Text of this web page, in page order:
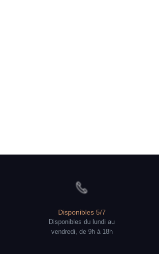
Disponibles 5/7
Disponibles du lundi au
vendredi, de 9h à 18h